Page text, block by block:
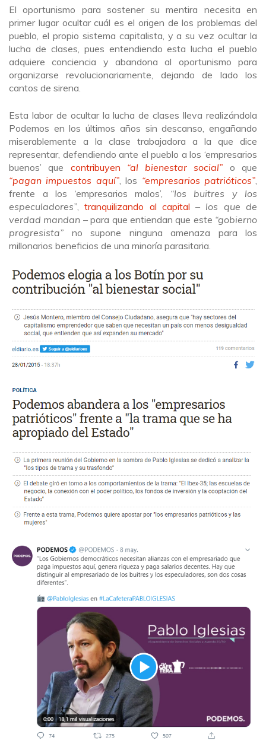
El oportunismo para sostener su mentira necesita en
primer lugar ocultar cuál es el origen de los problemas del
pueblo, el propio sistema capitalista, y a su vez ocultar la
lucha de clases, pues entendiendo esta lucha el pueblo
adquiere conciencia y abandona al oportunismo para
organizarse revolucionariamente, dejando de lado los
cantos de sirena.
Esta labor de ocultar la lucha de clases lleva realizándola
Podemos en los últimos años sin descanso, engañando
miserablemente a la clase trabajadora a la que dice
representar, defendiendo ante el pueblo a los ‘empresarios
buenos’ que contribuyen “al bienestar social” o que
“pagan impuestos aquí”, los “empresarios patrióticos”,
frente a los ‘empresarios malos’, “los buitres y los
especuladores”,tranquilizando al capital – los que de
verdad mandan – para que entiendan que este “gobierno
progresista” no supone ninguna amenaza para los
millonarios beneficios de una minoría parasitaria.